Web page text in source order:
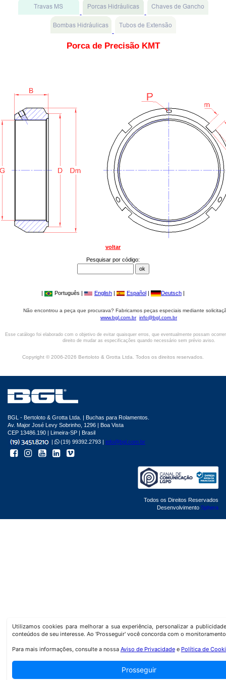
Porca de Precisão KMT
voltar
Pesquisar por código:
| Português | English | Español | Deutsch |
Não encontrou a peça que procurava? Fabricamos peças especiais mediante
www.bgl.com.br info@bgl.com.br
Esse catálogo foi elaborado com o objetivo de evitar quaisquer erros, que eventualmente possam
direito de mudar as especificações quando necessário sem prévio aviso.
Copyright © 2006-2026 Bertoloto & Grotta Ltda. Todos os direitos reservados.
Utilizamos cookies para melhorar a sua experiência, personalizar a
conteúdos de seu interesse. Ao 'Prosseguir' você concorda com o
Para mais informações, consulte a nossa Aviso de Privacidadee Política de
Prosseguir
BGL - Bertoloto & Grotta Ltda. | Buchas para Rolamentos.
Av. Major José Levy Sobrinho, 1296 | Boa Vista
CEP 13486.190 | Limeira-SP | Brasil
|
(19) 99392.2793 | info@bgl.com.br
Todos os Direitos Reservados
Desenvolvimento Sphera